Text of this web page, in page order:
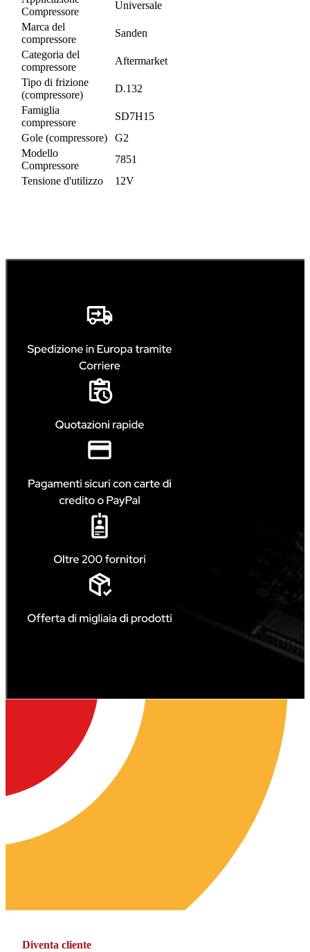
Compressore
Universale
Marca del
compressore
Sanden
Categoria del
compressore
Aftermarket
Tipo di frizione
(compressore)
D.132
Famiglia
compressore
SD7H15
Gole (compressore)
G2
Modello
Compressore
7851
Tensione d'utilizzo
12V
Diventa cliente